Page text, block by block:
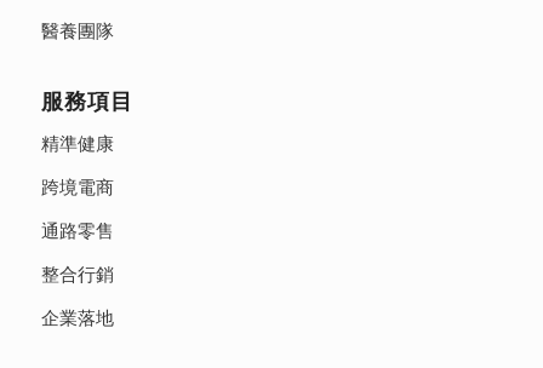
醫養團隊
服務項目
精準健康
跨境電商
通路零售
整合行銷
企業落地